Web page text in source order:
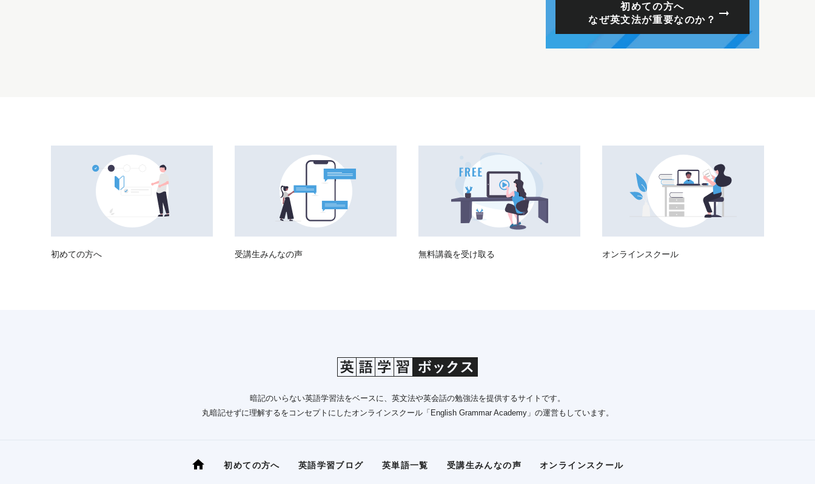
初めての方へ
なぜ英文法が重要なのか？
初めての方へ 受講生みんなの声 無料講義を受け取る オンラインスクール
暗記のいらない英語学習法をベースに、英文法や英会話の勉強法を提供するサイトです。
丸暗記せずに理解するをコンセプトにしたオンラインスクール「English Grammar Academy」の運営もしています。
初めての方へ 英語学習ブログ 英単語一覧 受講生みんなの声 オンラインスクール